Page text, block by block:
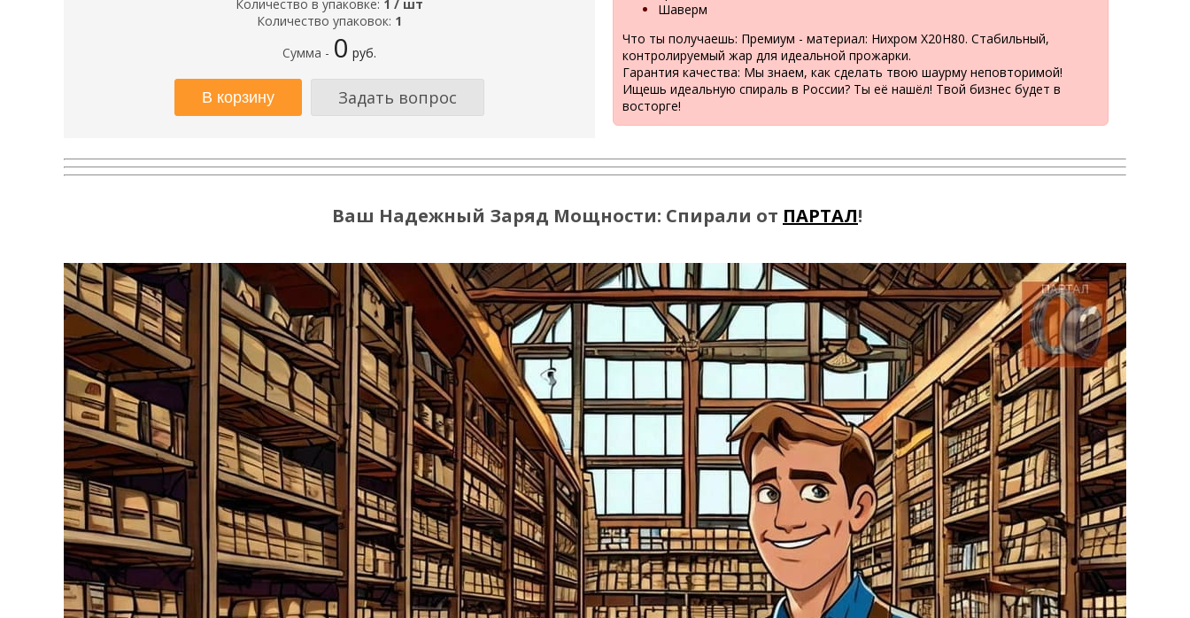
Количество в упаковке: 1 / шт
Количество упаковок: 1
Сумма - 0 руб.
Задать вопрос
Шаверм
Что ты получаешь: Премиум - материал: Нихром Х20Н80. Стабильный,
контролируемый жар для идеальной прожарки.
Гарантия качества: Мы знаем, как сделать твою шаурму неповторимой!
Ищешь идеальную спираль в России? Ты её нашёл! Твой бизнес будет в
восторге!
Ваш Надежный Заряд Мощности: Спирали от ПАРТАЛ!